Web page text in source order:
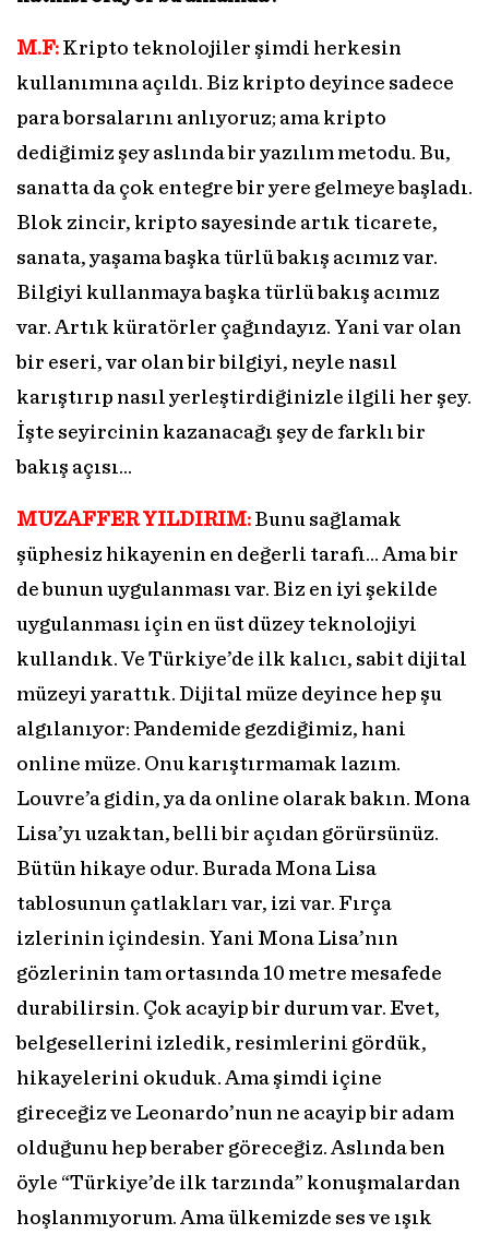
M.F: Kripto teknolojiler şimdi herkesin
kullanımına açıldı. Biz kripto deyince sadece
para borsalarını anlıyoruz; ama kripto
dediğimiz şey aslında bir yazılım metodu. Bu,
sanatta da çok entegre bir yere gelmeye başladı.
Blok zincir, kripto sayesinde artık ticarete,
sanata, yaşama başka türlü bakış acımız var.
Bilgiyi kullanmaya başka türlü bakış acımız
var. Artık küratörler çağındayız. Yani var olan
bir eseri, var olan bir bilgiyi, neyle nasıl
karıştırıp nasıl yerleştirdiğinizle ilgili her şey.
İşte seyircinin kazanacağı şey de farklı bir
bakış açısı…
MUZAFFER YILDIRIM: Bunu sağlamak
şüphesiz hikayenin en değerli tarafı… Ama bir
de bunun uygulanması var. Biz en iyi şekilde
uygulanması için en üst düzey teknolojiyi
kullandık. Ve Türkiye’de ilk kalıcı, sabit dijital
müzeyi yarattık. Dijital müze deyince hep şu
algılanıyor: Pandemide gezdiğimiz, hani
online müze. Onu karıştırmamak lazım.
Louvre’a gidin, ya da online olarak bakın. Mona
Lisa’yı uzaktan, belli bir açıdan görürsünüz.
Bütün hikaye odur. Burada Mona Lisa
tablosunun çatlakları var, izi var. Fırça
izlerinin içindesin. Yani Mona Lisa’nın
gözlerinin tam ortasında 10 metre mesafede
durabilirsin. Çok acayip bir durum var. Evet,
belgesellerini izledik, resimlerini gördük,
hikayelerini okuduk. Ama şimdi içine
gireceğiz ve Leonardo’nun ne acayip bir adam
olduğunu hep beraber göreceğiz. Aslında ben
öyle “Türkiye’de ilk tarzında” konuşmalardan
hoşlanmıyorum. Ama ülkemizde ses ve ışık